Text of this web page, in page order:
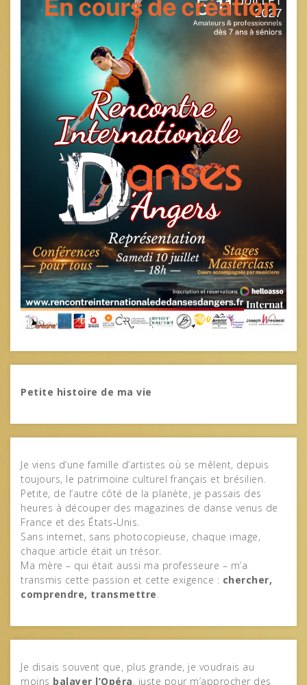
Petite histoire de ma vie
Je viens d’une famille d’artistes où se mêlent, depuis
toujours, le patrimoine culturel français et brésilien.
Petite, de l’autre côté de la planète, je passais des
heures à découper des magazines de danse venus de
France et des États‑Unis.
Sans internet, sans photocopieuse, chaque image,
chaque article était un trésor.
Ma mère – qui était aussi ma professeure – m’a
transmis cette passion et cette exigence : chercher,
comprendre, transmettre.
Je disais souvent que, plus grande, je voudrais au
moins balayer l’Opéra, juste pour m’approcher des